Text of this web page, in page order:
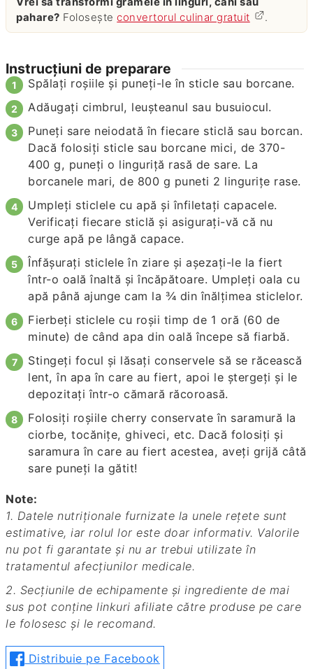
pahare? Foloseșteconvertorul culinar gratuit .
Instrucțiuni de preparare
Spălați roșiile și puneți-le în sticle sau borcane.
Adăugați cimbrul, leușteanul sau busuiocul.
Puneți sare neiodată în fiecare sticlă sau borcan.
Dacă folosiți sticle sau borcane mici, de 370-
400 g, puneți o linguriță rasă de sare. La
borcanele mari, de 800 g puneti 2 lingurițe rase.
Umpleți sticlele cu apă și înfiletați capacele.
Verificați fiecare sticlă și asigurați-vă că nu
curge apă pe lângă capace.
Înfășurați sticlele în ziare și așezați-le la fiert
într-o oală înaltă și încăpătoare. Umpleți oala cu
apă până ajunge cam la ¾ din înălțimea sticlelor.
Fierbeți sticlele cu roșii timp de 1 oră (60 de
minute) de când apa din oală începe să fiarbă.
Stingeți focul și lăsați conservele să se răcească
lent, în apa în care au fiert, apoi le ștergeți și le
depozitați într-o cămară răcoroasă.
Folosiți roșiile cherry conservate în saramură la
ciorbe, tocănițe, ghiveci, etc. Dacă folosiți și
saramura în care au fiert acestea, aveți grijă câtă
sare puneți la gătit!
Note:
1. Datele nutriționale furnizate la unele rețete sunt
estimative, iar rolul lor este doar informativ. Valorile
nu pot fi garantate și nu ar trebui utilizate în
tratamentul afecțiunilor medicale.
2. Secțiunile de echipamente și ingrediente de mai
sus pot conține linkuri afiliate către produse pe care
le folosesc și le recomand.
Distribuie pe Facebook